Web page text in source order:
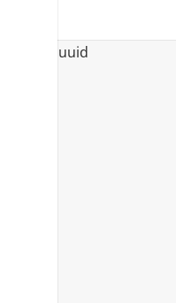
uuid